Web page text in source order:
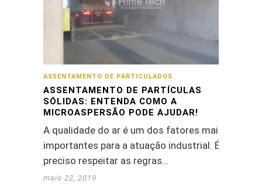
ASSENTAMENTO DE PARTICULADOS
ASSENTAMENTO DE PARTÍCULAS
SÓLIDAS: ENTENDA COMO A
MICROASPERSÃO PODE AJUDAR!
A qualidade do ar é um dos fatores mais
importantes para a atuação industrial. É
preciso respeitar as regras…
maio 22, 2019